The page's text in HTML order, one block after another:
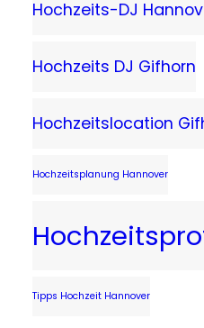
Hochzeits-DJ
Hochzeits DJ Gifhorn
Hochzeitslocation
Hochzeitsplanung Hannover
Tipps Hochzeit Hannover